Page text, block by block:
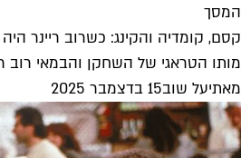
המסך
קסם, קומדיה והקינג: כשרוב ריינר היה
מותו הטראגי של השחקן והבמאי רוב
מאתיעל שוב15 בדצמבר 2025